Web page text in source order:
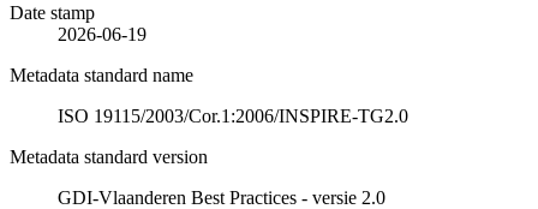
Date stamp
2026-06-19
Metadata standard name
ISO 19115/2003/Cor.1:2006/INSPIRE-TG2.0
Metadata standard version
GDI-Vlaanderen Best Practices - versie 2.0